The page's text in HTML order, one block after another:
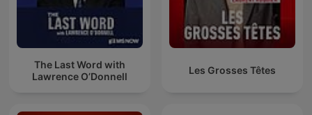
The Last Word with
Lawrence O’Donnell
Les Grosses Têtes